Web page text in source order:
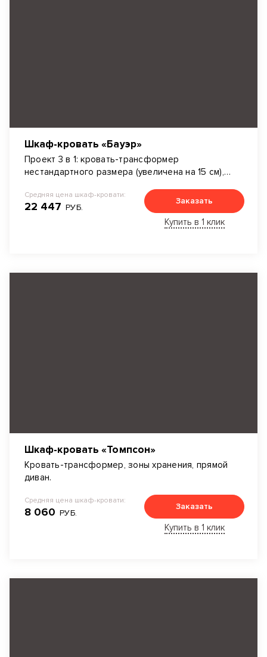
Шкаф-кровать «Бауэр»
Проект 3 в 1: кровать-трансформер
нестандартного размера (увеличена на 15 см),
дверей Wing Line L, рабочая зона.
Дополнительные элементы: подсветка,
Средняя цена шкаф-кровати:
22 447 РУБ.
Заказать
Купить в 1 клик
Шкаф-кровать «Томпсон»
Кровать-трансформер, зоны хранения, прямой
диван.
Средняя цена шкаф-кровати:
8 060 РУБ.
Заказать
Купить в 1 клик